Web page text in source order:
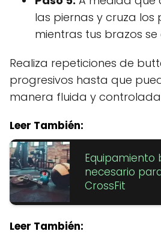
las piernas y cruza los
mientras tus brazos se
Realiza repeticiones de
progresivos hasta que
manera fluida y
Leer También:
Equipamiento
necesario
CrossFit
Leer También: